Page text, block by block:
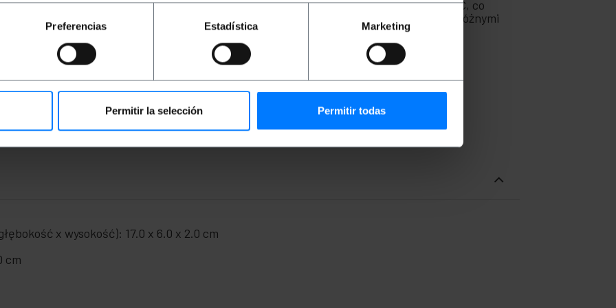
Preferencias Estadística Marketing
Permitir la selección Permitir todas
3 m. Posiada męskie złącza BNC na obu końcach. Wykonana z wysokiej jakości PVC, co
Idealny do przesyłania sygnałów wideo i audio o wysokiej częstotliwości między różnymi
RG59.
końcach.
co zapewnia jej elastyczność i długą żywotność.
i audio o wysokiej częstotliwości między różnymi urządzeniami elektronicznymi.
x wysokość): 17.0 x 6.0 x 2.0 cm
cm